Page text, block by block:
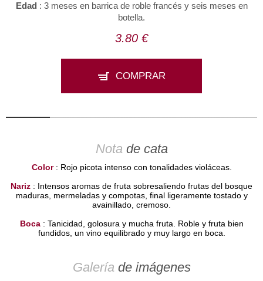
Edad : 3 meses en barrica de roble francés y seis meses en
botella.
3.80 €
COMPRAR
Nota de cata
Color: Rojo picota intenso con tonalidades violáceas.
Nariz : Intensos aromas de fruta sobresaliendo frutas del bosque
maduras, mermeladas y compotas, final ligeramente tostado y
avainillado, cremoso.
Boca: Tanicidad, golosura y mucha fruta. Roble y fruta bien
fundidos, un vino equilibrado y muy largo en boca.
Galería de imágenes